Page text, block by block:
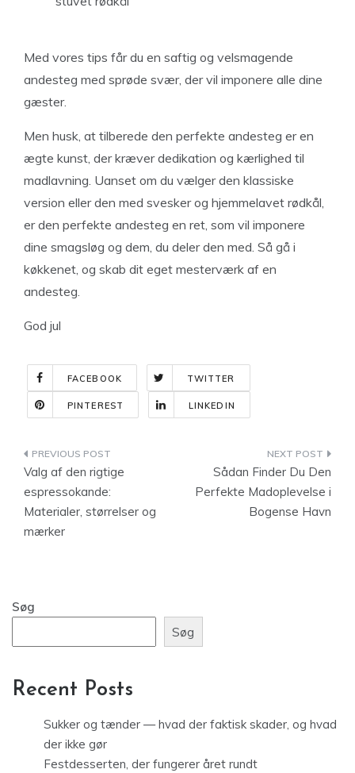
Med vores tips får du en saftig og velsmagende
andesteg med sprøde svær, der vil imponere alle dine
gæster.
Men husk, at tilberede den perfekte andesteg er en
ægte kunst, der kræver dedikation og kærlighed til
madlavning. Uanset om du vælger den klassiske
version eller den med svesker og hjemmelavet rødkål,
er den perfekte andesteg en ret, som vil imponere
dine smagsløg og dem, du deler den med. Så gå i
køkkenet, og skab dit eget mesterværk af en
andesteg.
God jul
FACEBOOK TWITTER
PINTEREST LINKEDIN
Indlægsnavigation
Valg af den rigtige
espressokande:
Materialer, størrelser og
mærker
Sådan Finder Du Den
Perfekte Madoplevelse i
Bogense Havn
Søg
Søg
Recent Posts
Sukker og tænder — hvad der faktisk skader, og hvad
der ikke gør
Festdesserten, der fungerer året rundt